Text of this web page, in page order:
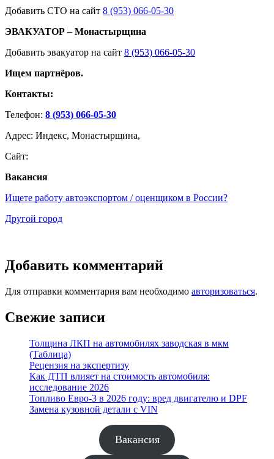
Добавить СТО на сайт 8 (953) 066-05-30
ЭВАКУАТОР – Монастырщина
Добавить эвакуатор на сайт 8 (953) 066-05-30
Ищем партнёров.
Контакты:
Телефон: 8 (953) 066-05-30
Адрес: Индекс, Монастырщина,
Сайт:
Вакансия
Ищете работу автоэкспортом / оценщиком в России?
Другой город
Добавить комментарий
Для отправки комментария вам необходимо авторизоваться.
Свежие записи
Толщина ЛКП на автомобилях заводская в мкм
(Таблица)
Рецензия на экспертизу
Как ДТП влияет на стоимость автомобиля:
исследование 2026
Топливо Евро-3 в 2026 году: вред двигателю и DPF
Замена кузовной детали с VIN
Вакансия